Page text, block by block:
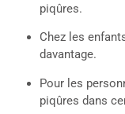
piqûres.
Chez les
davantage.
Pour les
piqûres dans